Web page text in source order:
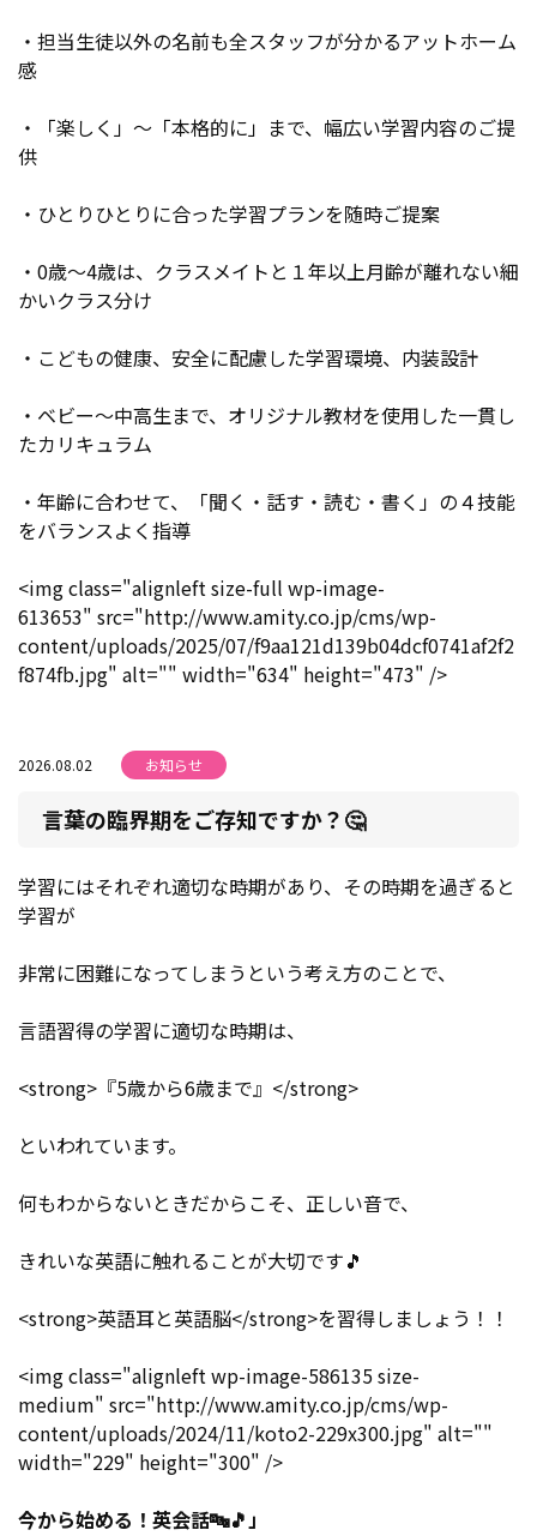
・担当生徒以外の名前も全スタッフが分かるアットホーム
感
・「楽しく」～「本格的に」まで、幅広い学習内容のご提
供
・ひとりひとりに合った学習プランを随時ご提案
・ 0歳～4歳は、クラスメイトと１年以上月齢が離れない細
かいクラス分け
・こどもの健康、安全に配慮した学習環境、内装設計
・ベビー～中高生まで、オリジナル教材を使用した一貫し
たカリキュラム
・年齢に合わせて、「聞く・話す・読む・書く」の４技能
をバランスよく指導
<img class="alignleft size-full wp-image-
613653" src="http://www.amity.co.jp/cms/wp-
content/uploads/2025/07/f9aa121d139b04dcf0741af2f2
f874fb.jpg" alt="" width="634" height="473" />
2026.08.02 お知らせ
言葉の臨界期をご存知ですか？🤔
学習にはそれぞれ適切な時期があり、その時期を過ぎると
学習が
非常に困難になってしまうという考え方のことで、
言語習得の学習に適切な時期は、
<strong>『5歳から6歳まで』</strong>
といわれています。
何もわからないときだからこそ、正しい音で、
きれいな英語に触れることが大切です🎵
<strong>英語耳と英語脳</strong>を習得しましょう！！
<img class="alignleft wp-image-586135 size-
medium" src="http://www.amity.co.jp/cms/wp-
content/uploads/2024/11/koto2-229x300.jpg" alt=""
width="229" height="300" />
今から始める！英会話🔤🎵」